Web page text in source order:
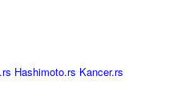
Hashimoto.rs Kancer.rs